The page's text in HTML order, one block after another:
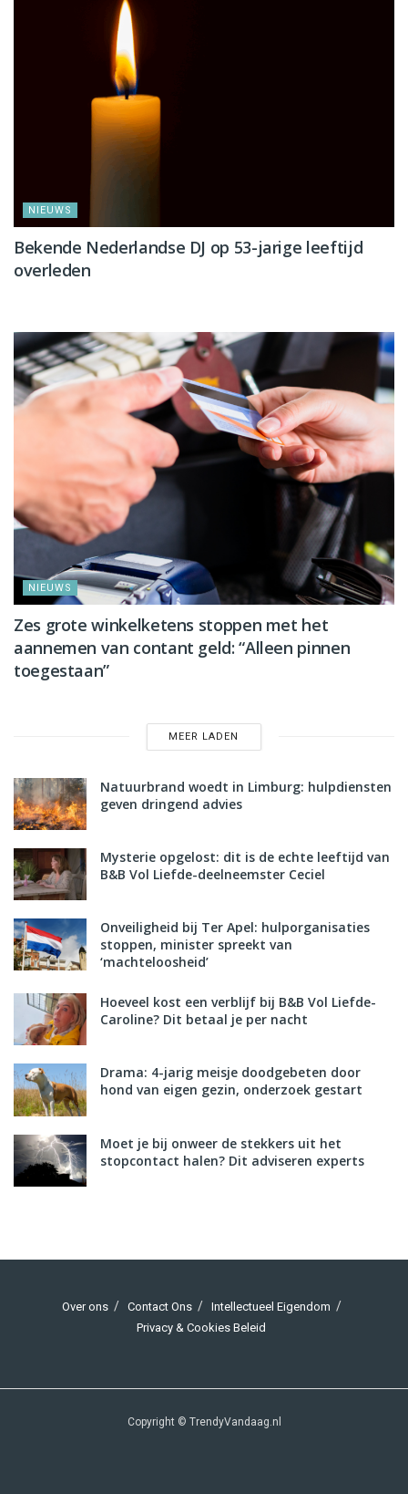
NIEUWS
Bekende Nederlandse DJ op 53-jarige leeftijd
overleden
NIEUWS
Zes grote winkelketens stoppen met het
aannemen van contant geld: “Alleen pinnen
toegestaan”
MEER LADEN
Natuurbrand woedt in Limburg: hulpdiensten
geven dringend advies
Mysterie opgelost: dit is de echte leeftijd van
B&B Vol Liefde-deelneemster Ceciel
Onveiligheid bij Ter Apel: hulporganisaties
stoppen, minister spreekt van
‘machteloosheid’
Hoeveel kost een verblijf bij B&B Vol Liefde-
Caroline? Dit betaal je per nacht
Drama: 4-jarig meisje doodgebeten door
hond van eigen gezin, onderzoek gestart
Moet je bij onweer de stekkers uit het
stopcontact halen? Dit adviseren experts
Over ons Contact Ons
Intellectueel Eigendom
Privacy & Cookies Beleid
Copyright © TrendyVandaag.nl